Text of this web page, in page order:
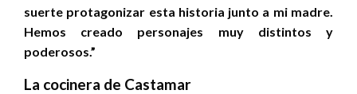
suerte protagonizar esta historia junto a mi madre.
Hemos creado personajes muy distintos y
poderosos.”
La cocinera de Castamar